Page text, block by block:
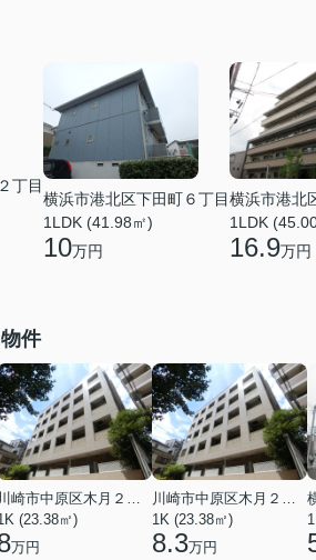
丁目
横浜市港北区下田町６丁目
1LDK (41.98㎡)
10万円
横浜市港北
1LDK
16.9万円
件
川崎市中原区木月２丁目
(23.38㎡)
万円
川崎市中原区木月２丁目
1K (23.38㎡)
8.3万円